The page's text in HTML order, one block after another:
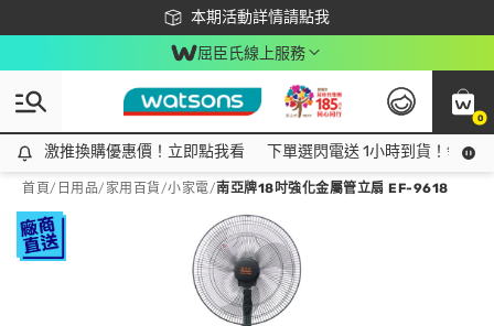
本期活動詳情請點我
下載app最高回饋$350
屈臣氏線上服務
0
激推換購優惠價！立即點我看
激推換購優惠價！立即點我看 下單選閃電送 1小時到貨！領神
首頁/ 日用品/ 家用百貨/小家電/南亞牌18吋強化金屬管立扇 EF-9618